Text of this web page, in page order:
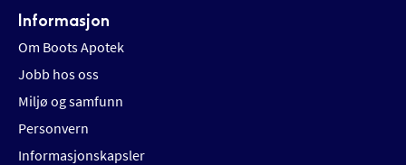
Informasjon
Om Boots Apotek
Jobb hos oss
Miljø og samfunn
Personvern
Informasjonskapsler